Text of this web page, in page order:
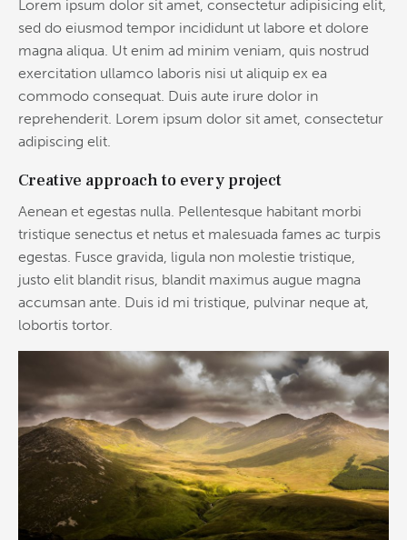
Lorem ipsum dolor sit amet, consectetur adipisicing elit,
sed do eiusmod tempor incididunt ut labore et dolore
magna aliqua. Ut enim ad minim veniam, quis nostrud
exercitation ullamco laboris nisi ut aliquip ex ea
commodo consequat. Duis aute irure dolor in
reprehenderit. Lorem ipsum dolor sit amet, consectetur
adipiscing elit.
Creative approach to every project
Aenean et egestas nulla. Pellentesque habitant morbi
tristique senectus et netus et malesuada fames ac turpis
egestas. Fusce gravida, ligula non molestie tristique,
justo elit blandit risus, blandit maximus augue magna
accumsan ante. Duis id mi tristique, pulvinar neque at,
lobortis tortor.